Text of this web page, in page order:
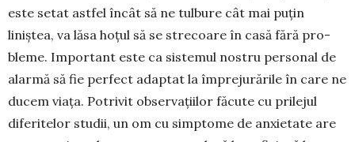
este setat astfel încât să ne tulbure cât mai puțin
liniștea, va lăsa hoțul să se strecoare în casă fără pro­
bleme. Important este ca sistemul nostru personal de
alarmă să fie perfect adaptat la împrejurările în care ne
ducem viața. Potrivit observațiilor făcute cu prilejul
diferitelor studii, un om cu simptome de anxietate are